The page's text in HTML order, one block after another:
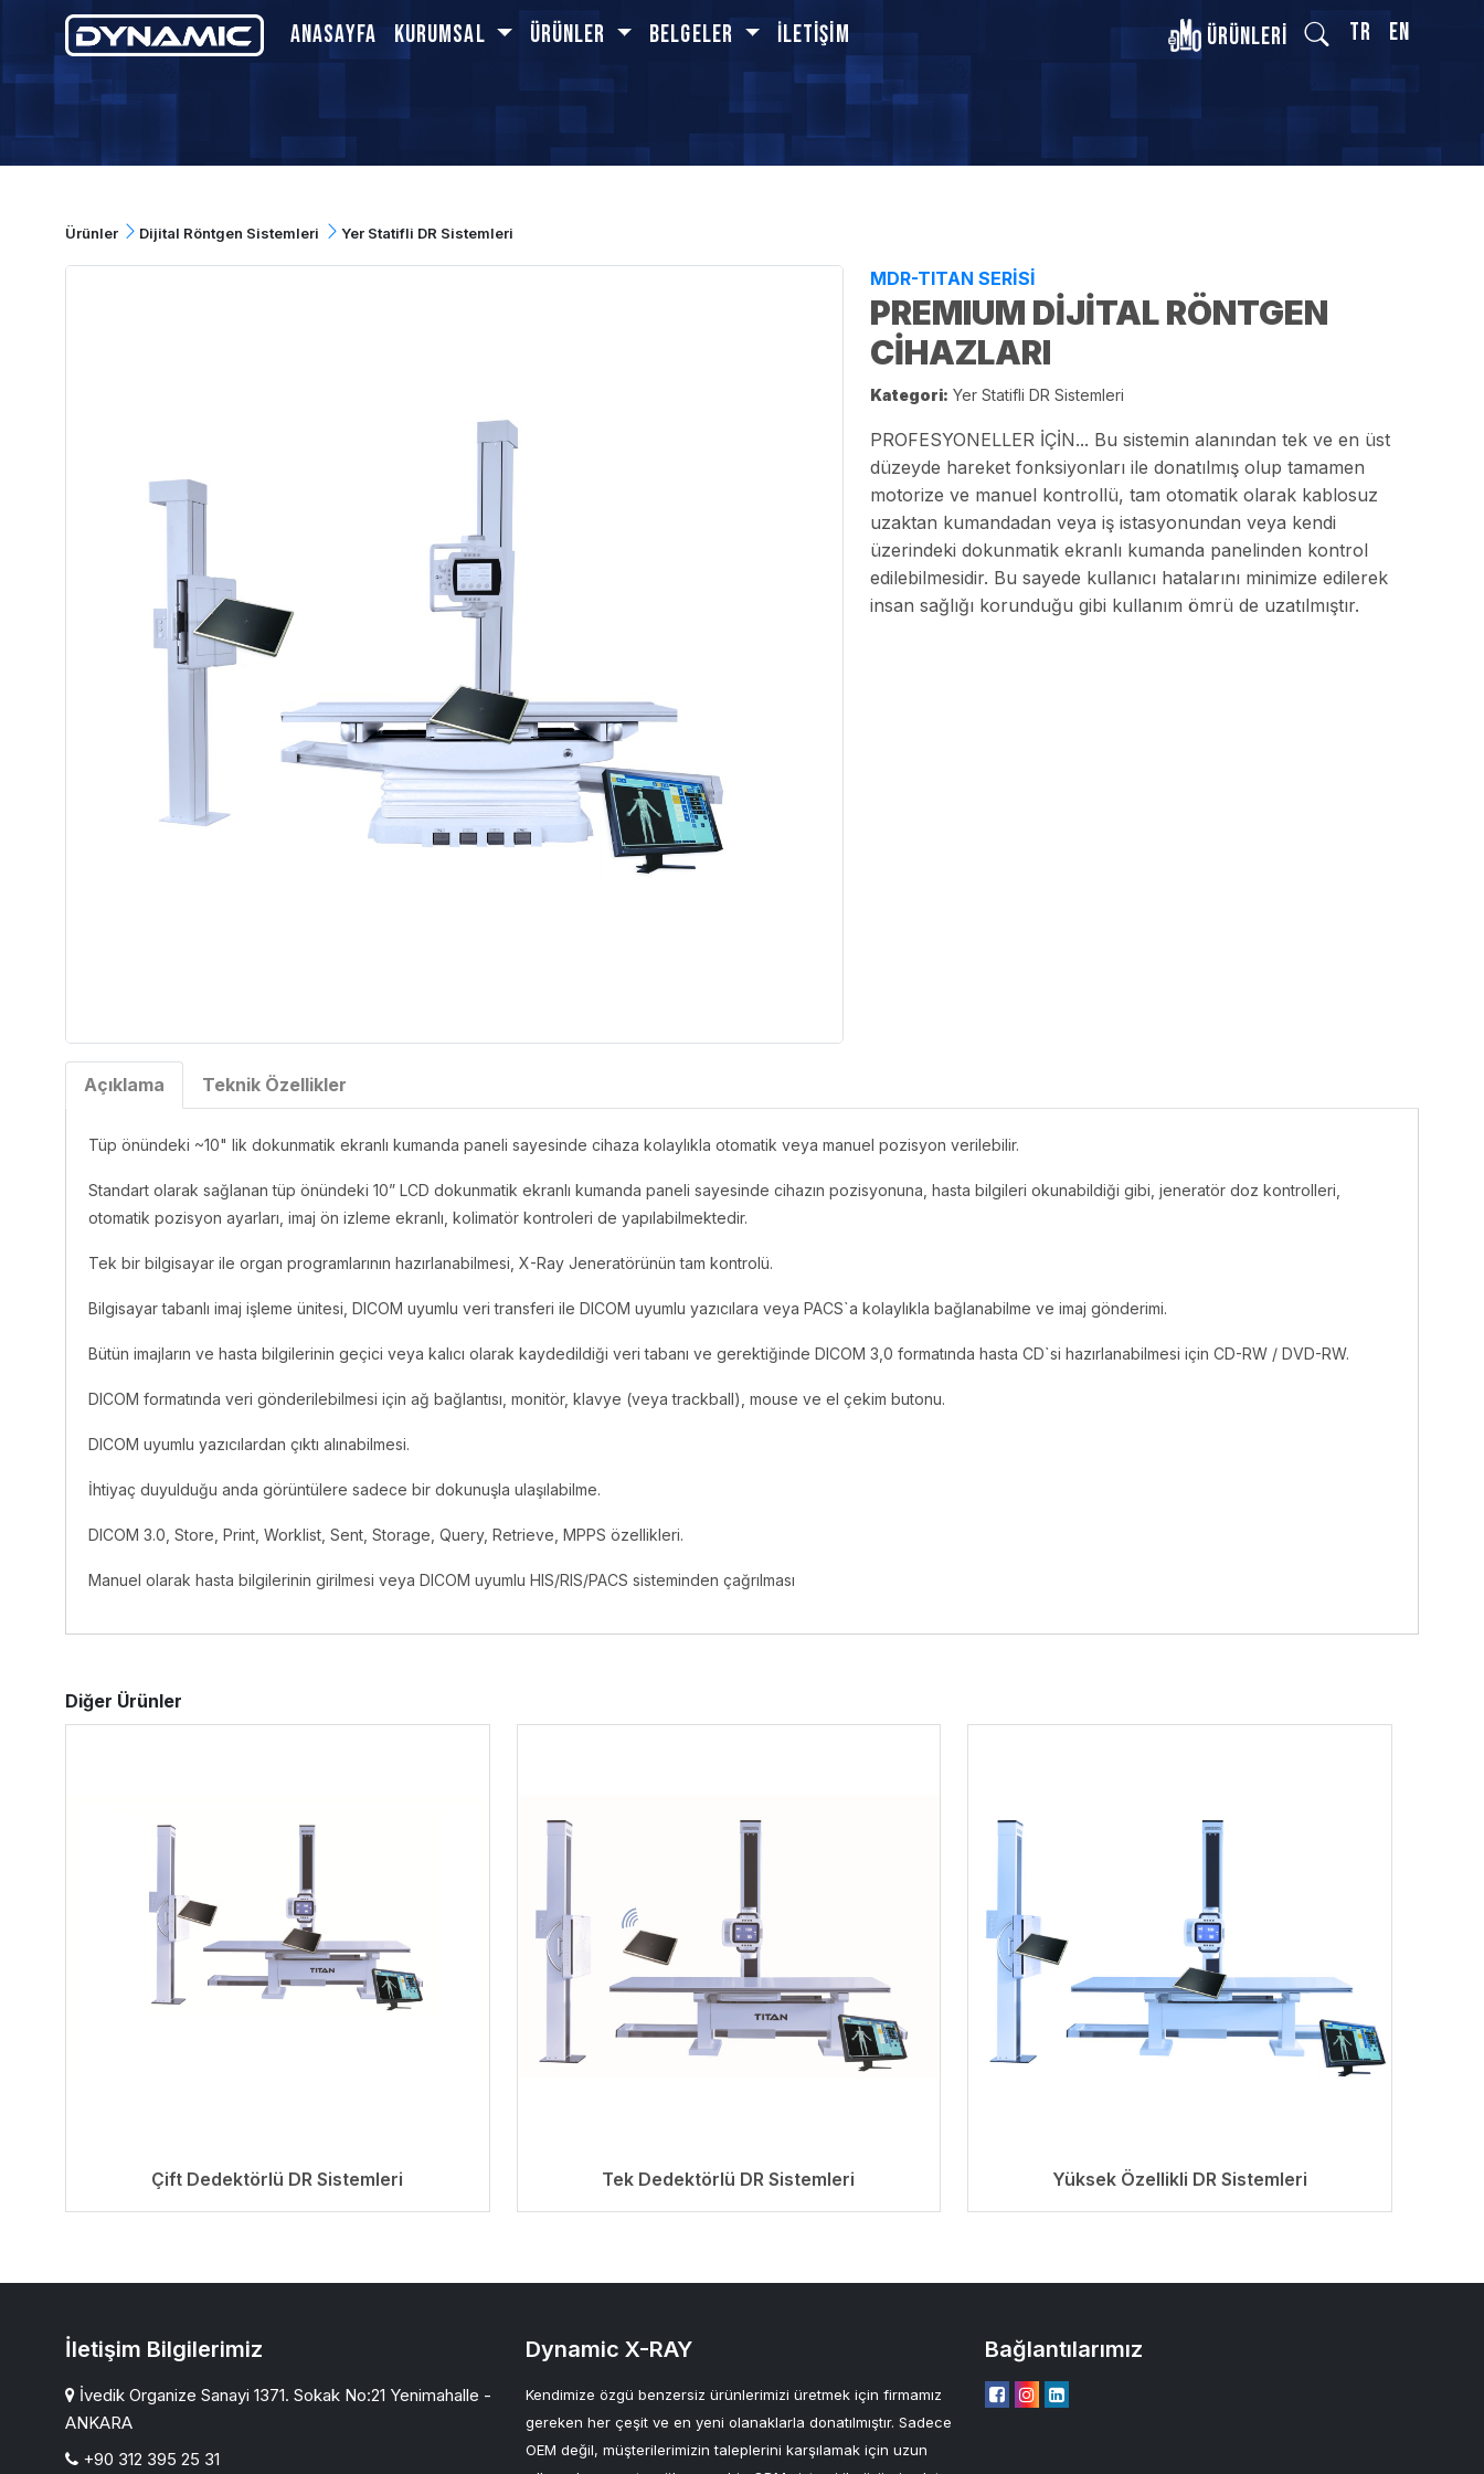
Anasayfa Kurumsal Ürünler BELGELER İletişim Ürünleri TR EN
Ürünler Dijital Röntgen Sistemleri Yer Statifli DR Sistemleri
MDR-TITAN SERİSİ
PREMIUM DİJİTAL RÖNTGEN
CİHAZLARI
Kategori: Yer Statifli DR Sistemleri
PROFESYONELLER İÇİN... Bu sistemin alanından tek ve en üst
düzeyde hareket fonksiyonları ile donatılmış olup tamamen
motorize ve manuel kontrollü, tam otomatik olarak kablosuz
uzaktan kumandadan veya iş istasyonundan veya kendi
üzerindeki dokunmatik ekranlı kumanda panelinden kontrol
edilebilmesidir. Bu sayede kullanıcı hatalarını minimize edilerek
insan sağlığı korunduğu gibi kullanım ömrü de uzatılmıştır.
Açıklama Teknik Özellikler
Tüp önündeki ~10" lik dokunmatik ekranlı kumanda paneli sayesinde cihaza kolaylıkla otomatik veya manuel pozisyon verilebilir.
Standart olarak sağlanan tüp önündeki 10” LCD dokunmatik ekranlı kumanda paneli sayesinde cihazın pozisyonuna, hasta bilgileri okunabildiği gibi, jeneratör doz kontrolleri,
otomatik pozisyon ayarları, imaj ön izleme ekranlı, kolimatör kontroleri de yapılabilmektedir.
Tek bir bilgisayar ile organ programlarının hazırlanabilmesi, X-Ray Jeneratörünün tam kontrolü.
Bilgisayar tabanlı imaj işleme ünitesi, DICOM uyumlu veri transferi ile DICOM uyumlu yazıcılara veya PACS`a kolaylıkla bağlanabilme ve imaj gönderimi.
Bütün imajların ve hasta bilgilerinin geçici veya kalıcı olarak kaydedildiği veri tabanı ve gerektiğinde DICOM 3,0 formatında hasta CD`si hazırlanabilmesi için CD-RW / DVD-RW.
DICOM formatında veri gönderilebilmesi için ağ bağlantısı, monitör, klavye (veya trackball), mouse ve el çekim butonu.
DICOM uyumlu yazıcılardan çıktı alınabilmesi.
İhtiyaç duyulduğu anda görüntülere sadece bir dokunuşla ulaşılabilme.
DICOM 3.0, Store, Print, Worklist, Sent, Storage, Query, Retrieve, MPPS özellikleri.
Manuel olarak hasta bilgilerinin girilmesi veya DICOM uyumlu HIS/RIS/PACS sisteminden çağrılması
Diğer Ürünler
Çift Dedektörlü DR Sistemleri Tek Dedektörlü DR Sistemleri Yüksek Özellikli DR Sistemleri
İletişim Bilgilerimiz
İvedik Organize Sanayi 1371. Sokak No:21 Yenimahalle -
ANKARA
+90 312 395 25 31
Dynamic X-RAY
Kendimize özgü benzersiz ürünlerimizi üretmek için firmamız
gereken her çeşit ve en yeni olanaklarla donatılmıştır. Sadece
OEM değil, müşterilerimizin taleplerini karşılamak için uzun
Bağlantılarımız